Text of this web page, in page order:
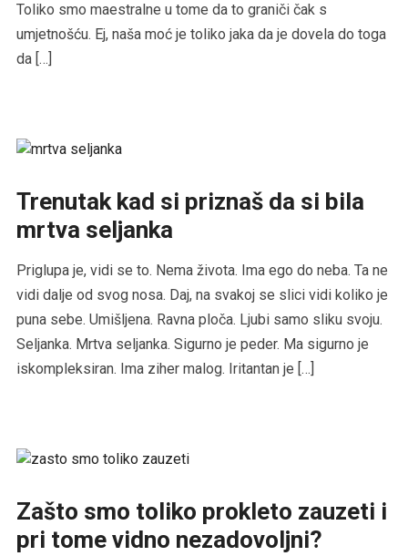
Toliko smo maestralne u tome da to graniči čak s
umjetnošću. Ej, naša moć je toliko jaka da je dovela do toga
da […]
Trenutak kad si priznaš da si bila
mrtva seljanka
Priglupa je, vidi se to. Nema života. Ima ego do neba. Ta ne
vidi dalje od svog nosa. Daj, na svakoj se slici vidi koliko je
puna sebe. Umišljena. Ravna ploča. Ljubi samo sliku svoju.
Seljanka. Mrtva seljanka. Sigurno je peder. Ma sigurno je
iskompleksiran. Ima ziher malog. Iritantan je […]
Zašto smo toliko prokleto zauzeti i
pri tome vidno nezadovoljni?